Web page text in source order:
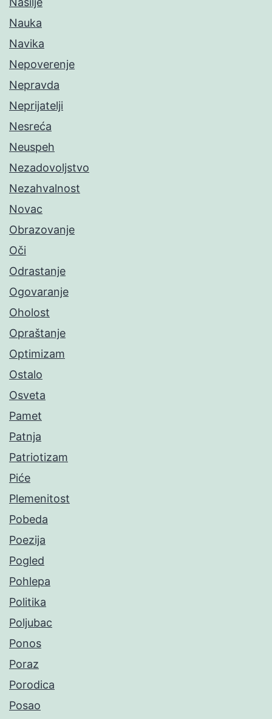
Nauka
Navika
Nepoverenje
Nepravda
Neprijatelji
Nesreća
Neuspeh
Nezadovoljstvo
Nezahvalnost
Novac
Obrazovanje
Oči
Odrastanje
Ogovaranje
Oholost
Opraštanje
Optimizam
Ostalo
Osveta
Pamet
Patnja
Patriotizam
Piće
Plemenitost
Pobeda
Poezija
Pogled
Pohlepa
Politika
Poljubac
Ponos
Poraz
Porodica
Posao